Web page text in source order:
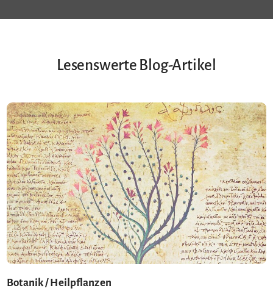
Lesenswerte Blog-Artikel
Botanik / Heilpflanzen